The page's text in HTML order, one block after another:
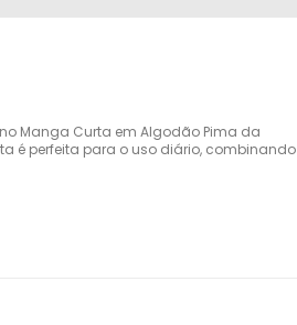
Manga Curta em Algodão Pima da
é perfeita para o uso diário, combinando